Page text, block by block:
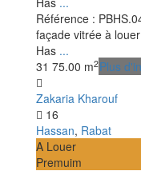
Référence :
façade vitrée à
Has ...
31 75.00 m2Plus
Zakaria Kharouf
16
Hassan, Rabat
A Louer
Premuim